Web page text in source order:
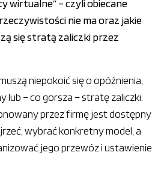
wirtualne” – czyli obiecane
nie ma oraz jakie
się stratą zaliczki przez
niepokoić się o opóźnienia,
lub – co gorsza – stratę zaliczki.
przez firmę jest dostępny
wybrać konkretny model, a
jego przewóz i ustawienie